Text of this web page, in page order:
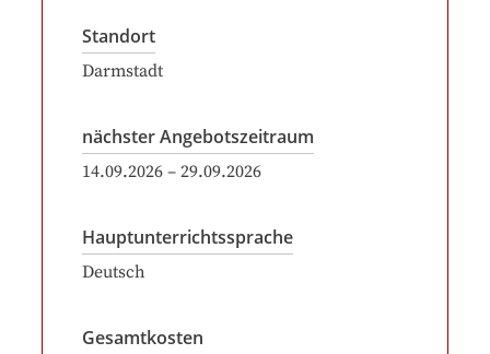
Standort
Darmstadt
nächster Angebotszeitraum
14.09.2026 – 29.09.2026
Hauptunterrichtssprache
Deutsch
Gesamtkosten